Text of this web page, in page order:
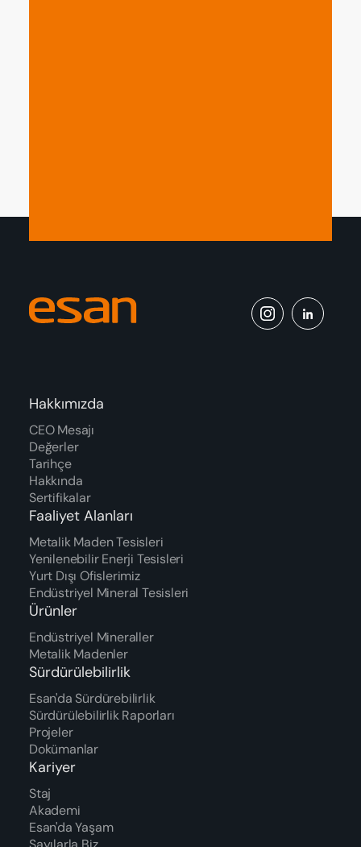
Hakkımızda
CEO Mesajı
Değerler
Tarihçe
Hakkında
Sertifikalar
Faaliyet Alanları
Metalik Maden Tesisleri
Yenilenebilir Enerji Tesisleri
Yurt Dışı Ofislerimiz
Endüstriyel Mineral Tesisleri
Ürünler
Endüstriyel Mineraller
Metalik Madenler
Sürdürülebilirlik
Esan'da Sürdürebilirlik
Sürdürülebilirlik Raporları
Projeler
Dokümanlar
Kariyer
Staj
Akademi
Esan'da Yaşam